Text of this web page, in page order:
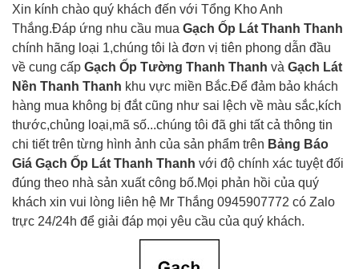
Xin kính chào quý khách đến với Tổng Kho Anh
Thắng.Đáp ứng nhu cầu mua Gạch Ốp Lát Thanh Thanh
chính hãng loại 1,chúng tôi là đơn vị tiên phong dẫn đầu
về cung cấp Gạch Ốp Tường Thanh Thanh và Gạch Lát
Nền Thanh Thanh khu vực miền Bắc.Để đảm bảo khách
hàng mua không bị đắt cũng như sai lệch về màu sắc,kích
thước,chủng loại,mã số...chúng tôi đã ghi tất cả thông tin
chi tiết trên từng hình ảnh của sản phẩm trên Bảng Báo
Giá Gạch Ốp Lát Thanh Thanh với độ chính xác tuyệt đối
đúng theo nhà sản xuất công bố.Mọi phản hồi của quý
khách xin vui lòng liên hệ Mr Thắng 0945907772 có Zalo
trực 24/24h để giải đáp mọi yêu cầu của quý khách.